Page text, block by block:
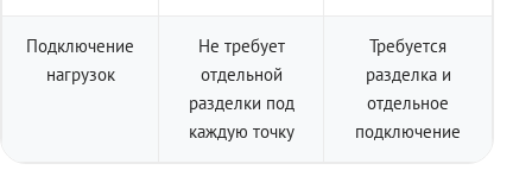
Подключение
нагрузок
Не требует
отдельной
разделки под
каждую точку
Требуется
разделка и
отдельное
подключение